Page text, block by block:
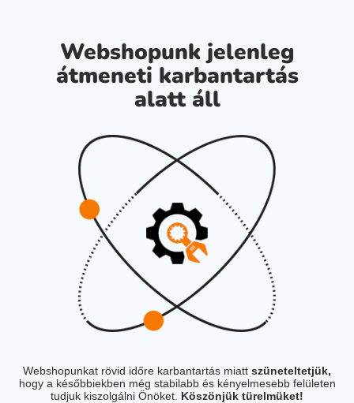
Webshopunk jelenleg
átmeneti karbantartás
alatt áll
Webshopunkat rövid időre karbantartás miatt szüneteltetjük,
hogy a későbbiekben még stabilabb és kényelmesebb felületen
tudjuk kiszolgálni Önöket. Köszönjük türelmüket!